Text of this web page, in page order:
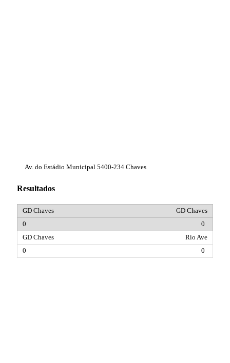
Av. do Estádio Municipal 5400-234 Chaves
Resultados
GD Chaves
0
Rio Ave
0